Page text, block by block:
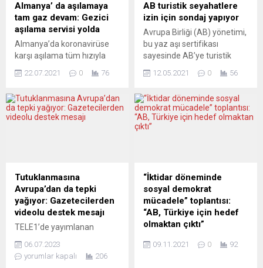
Almanya’ da aşılamaya
tam gaz devam: Gezici
aşılama servisi yolda
Almanya’da koronavirüse
karşı aşılama tüm hızıyla
dönemde gezici aşı servisi
Ahlen’de gezici aşılama
aksiyonu başlıyor. Binlerce
aşı yapılacağı bildirildi.
Almanya şu günlerde
aşılanların sayısını en yüksek
seviyeye çıkarmak,
sonbaharda dördüncü...
22.07.2021 0 76
AB turistik seyahatlere
izin için sondaj yapıyor
Avrupa Birliği (AB) yönetimi,
bu yaz aşı sertifikası
sayesinde AB’ye turistik
için bazı ülkelerle
bildirdi. AB Komisyonu
Başkan Yardımcısı Maros
Sefcovic, AB’nin aşı
sürdüğünü, bu yaza kadar
bu çalışmaları tamamlamayı
ümit ettiklerini söyledi.
Sertifikanın akıllı telefonlarla
uyumlu...
12.05.2021 0 56
Tutuklanmasına
Avrupa’dan da tepki
yağıyor: Gazetecilerden
videolu destek mesajı
TELE1’de yayımlanan
nedeniyle hakkında
soruşturma başlatılan ve
06.07.2023
yorumlar kapalı
206
“İktidar döneminde
sosyal demokrat
mücadele” toplantısı:
“AB, Türkiye için hedef
olmaktan çıktı”
toplumunun ve sosyal
09.11.2021 0 92